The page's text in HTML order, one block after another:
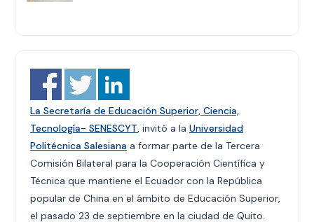
La Secretaría de Educación Superior, Ciencia,
Tecnología- SENESCYT, invitó a la Universidad
Politécnica Salesiana a formar parte de la Tercera
Comisión Bilateral para la Cooperación Científica y
Técnica que mantiene el Ecuador con la República
popular de China en el ámbito de Educación Superior,
el pasado 23 de septiembre en la ciudad de Quito.